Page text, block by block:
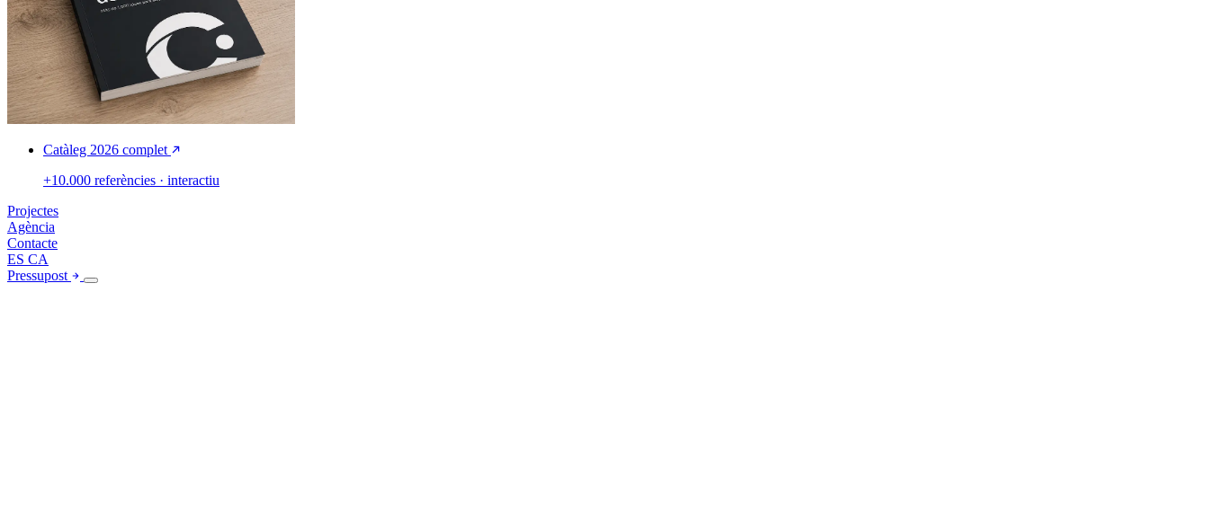
Catàleg 2026 complet
+10.000 referències · interactiu
Projectes
Agència
Contacte
ES CA
Pressupost